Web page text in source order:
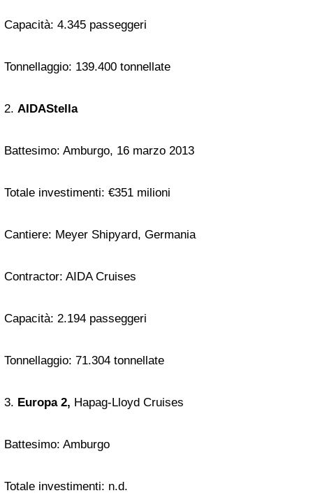
Capacità: 4.345 passeggeri
Tonnellaggio: 139.400 tonnellate
2. AIDAStella
Battesimo: Amburgo, 16 marzo 2013
Totale investimenti: €351 milioni
Cantiere: Meyer Shipyard, Germania
Contractor: AIDA Cruises
Capacità: 2.194 passeggeri
Tonnellaggio: 71.304 tonnellate
3. Europa 2, Hapag-Lloyd Cruises
Battesimo: Amburgo
Totale investimenti: n.d.